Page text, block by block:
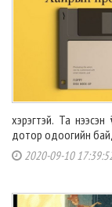
хэрэгтэй. Та нээсэн
дотор одоогийн
2020-09-10